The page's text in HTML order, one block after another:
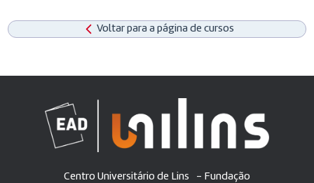
Voltar para a página de cursos
Centro Universitário de Lins - Fundação